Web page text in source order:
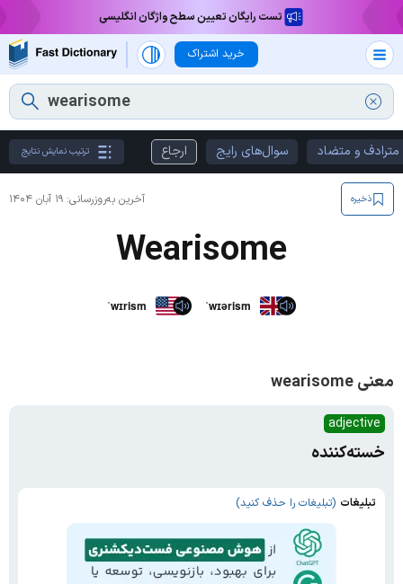
تست رایگان تعیین سطح واژگان انگلیسی
خرید اشتراک
مترادف و متضاد سوال‌های رایج ارجاع ترتیب نمایش نتایج
آخرین به‌روزرسانی: ۱۹ آبان ۱۴۰۴ ذخیره
Wearisome
ˈwɪrism ˈwɪərism
معنی wearisome
adjective
خسته‌کننده
تبلیغات (تبلیغات را حذف کنید)